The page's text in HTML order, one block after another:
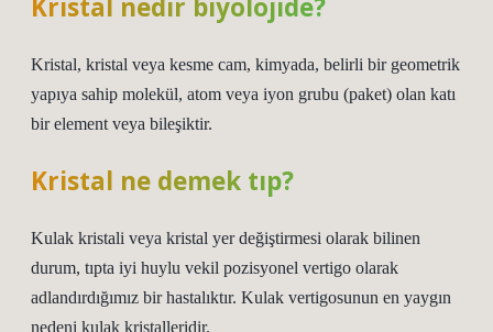
Kristal nedir biyolojide?
Kristal, kristal veya kesme cam, kimyada, belirli bir geometrik
yapıya sahip molekül, atom veya iyon grubu (paket) olan katı
bir element veya bileşiktir.
Kristal ne demek tıp?
Kulak kristali veya kristal yer değiştirmesi olarak bilinen
durum, tıpta iyi huylu vekil pozisyonel vertigo olarak
adlandırdığımız bir hastalıktır. Kulak vertigosunun en yaygın
nedeni kulak kristalleridir.